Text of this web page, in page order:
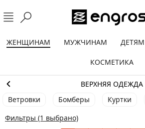
ЖЕНЩИНАМ МУЖЧИНАМ ДЕТЯМ
КОСМЕТИКА
ВЕРХНЯЯ ОДЕЖДА
Ветровки
Бомберы Куртки
Фильтры (1 выбрано)